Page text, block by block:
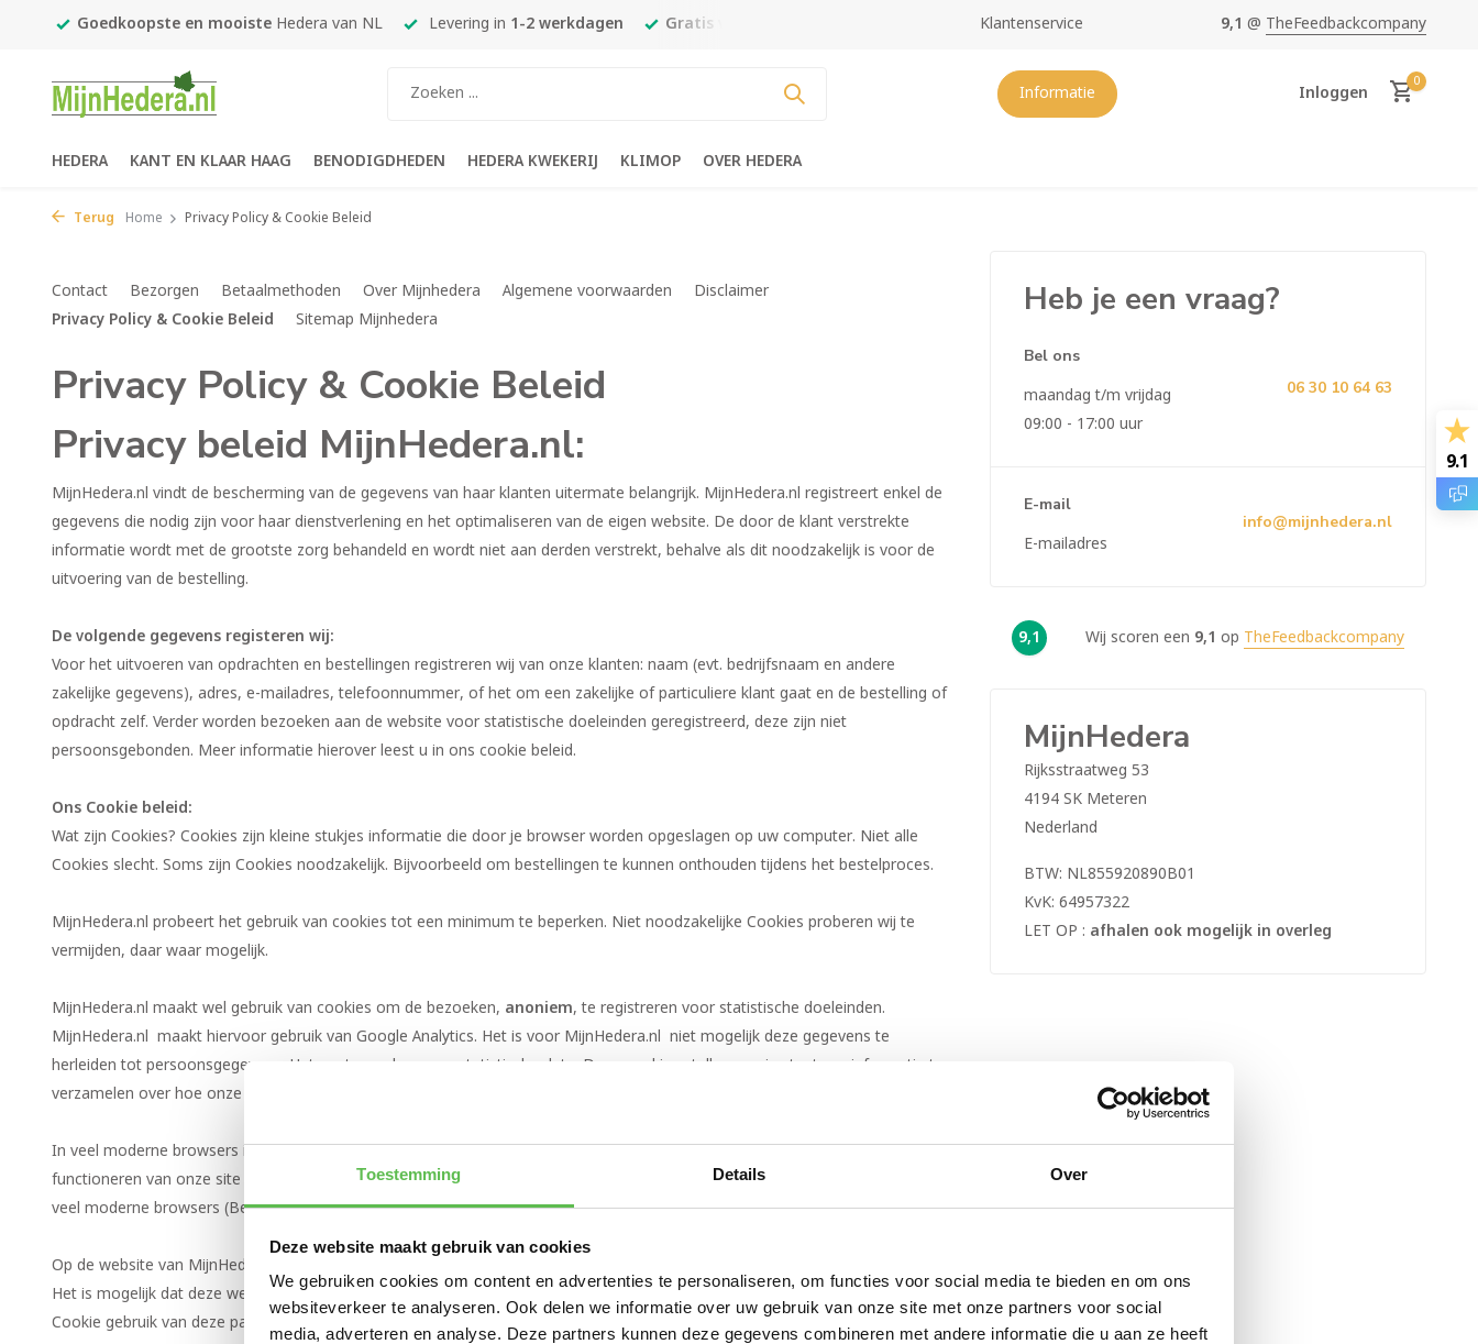
Toestemming Details Over
Deze website maakt gebruik van cookies
We gebruiken cookies om content en advertenties te personaliseren, om functies voor social media te bieden en om ons
websiteverkeer te analyseren. Ook delen we informatie over uw gebruik van onze site met onze partners voor social
media, adverteren en analyse. Deze partners kunnen deze gegevens combineren met andere informatie die u aan ze heeft
Goedkoopste en mooiste Hedera van NL Levering in 1-2 werkdagen Gratis verzending Goedkoopste en mooiste Hedera van NL
Klantenservice 9,1 @ TheFeedbackcompany
Informatie Inloggen
Account aanmaken
0
HEDERA KANT EN KLAAR HAAG BENODIGDHEDEN HEDERA KWEKERIJ KLIMOP OVER HEDERA
Terug Home Privacy Policy & Cookie Beleid
Contact Bezorgen Betaalmethoden Over Mijnhedera Algemene voorwaarden
Disclaimer
Privacy Policy & Cookie Beleid
Sitemap Mijnhedera
Privacy Policy & Cookie Beleid
Privacy beleid MijnHedera.nl:
MijnHedera.nl vindt de bescherming van de gegevens van haar klanten uitermate belangrijk. MijnHedera.nl registreert enkel de
gegevens die nodig zijn voor haar dienstverlening en het optimaliseren van de eigen website. De door de klant verstrekte
informatie wordt met de grootste zorg behandeld en wordt niet aan derden verstrekt, behalve als dit noodzakelijk is voor de
uitvoering van de bestelling.
De volgende gegevens registeren wij:
Voor het uitvoeren van opdrachten en bestellingen registreren wij van onze klanten: naam (evt. bedrijfsnaam en andere
zakelijke gegevens), adres, e-mailadres, telefoonnummer, of het om een zakelijke of particuliere klant gaat en de bestelling of
opdracht zelf. Verder worden bezoeken aan de website voor statistische doeleinden geregistreerd, deze zijn niet
persoonsgebonden. Meer informatie hierover leest u in ons cookie beleid.
Ons Cookie beleid:
Wat zijn Cookies? Cookies zijn kleine stukjes informatie die door je browser worden opgeslagen op uw computer. Niet alle
Cookies slecht. Soms zijn Cookies noodzakelijk. Bijvoorbeeld om bestellingen te kunnen onthouden tijdens het bestelproces.
MijnHedera.nl probeert het gebruik van cookies tot een minimum te beperken. Niet noodzakelijke Cookies proberen wij te
vermijden, daar waar mogelijk.
MijnHedera.nl maakt wel gebruik van cookies om de bezoeken, anoniem, te registreren voor statistische doeleinden.
MijnHedera.nl maakt hiervoor gebruik van Google Analytics. Het is voor MijnHedera.nl niet mogelijk deze gegevens te
herleiden tot persoonsgegevens. Het gaat om algemene statistische data. Deze cookies stellen ons in staat om informatie te
verzamelen over hoe onze website wordt gebruikt en hoe MijnHedera.nl de website kan verbeteren voor u.
In veel moderne browsers is het mogelijk het volgen van gebruikers door websites uit te schakelen. Echter voor het goed
functioneren van onze site is het belangrijk dat Cookies wel geactiveerd zijn tijdens het bezoek. Ook dit is apart in te stellen bij
veel moderne browsers (Bewaar Cookies alleen tijdens sessie).
Op de website van MijnHedera kunnen ook (video) links voorkomen die de bezoeker naar websites leiden van derde partijen.
Het is mogelijk dat deze websites Cookies plaatsen. Deze zijn voor MijnHedera.nl niet zichtbaar en/of bruikbaar. Voor het
Cookie gebruik van deze partijen verwijzen we u naar de desbetreffende site.
Heb je een vraag?
Bel ons
maandag t/m vrijdag
09:00 - 17:00 uur
06 30 10 64 63
E-mail
E-mailadres
info@mijnhedera.nl
9,1 Wij scoren een 9,1 op TheFeedbackcompany
MijnHedera
Rijksstraatweg 53
4194 SK Meteren
Nederland
BTW: NL855920890B01
KvK: 64957322
LET OP : afhalen ook mogelijk in overleg
9.1